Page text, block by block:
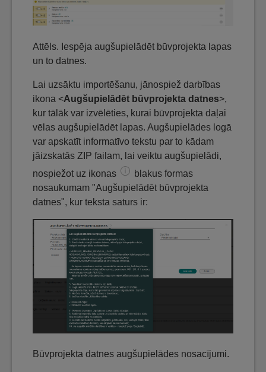
Attēls. Iespēja augšupielādēt būvprojekta lapas
un to datnes.
Lai uzsāktu importēšanu, jānospiež darbības
ikona <Augšupielādēt būvprojekta datnes>,
kur tālāk var izvēlēties, kurai būvprojekta daļai
vēlas augšupielādēt lapas. Augšupielādes logā
var apskatīt informatīvo tekstu par to kādam
jāizskatās ZIP failam, lai veiktu augšupielādi,
nospiežot uz ikonas
blakus formas
nosaukumam "Augšupielādēt būvprojekta
datnes", kur teksta saturs ir:
Būvprojekta datnes augšupielādes nosacījumi.